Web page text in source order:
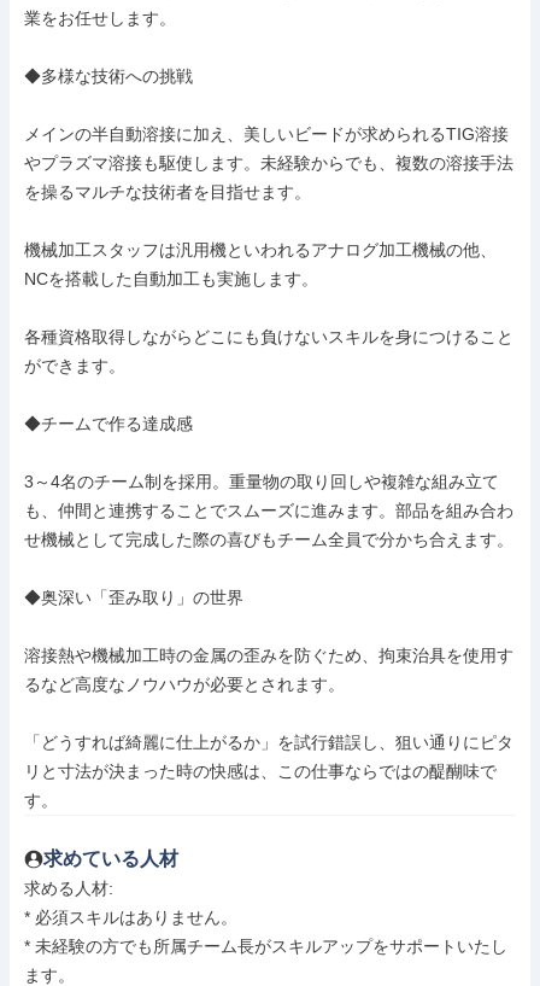
業をお任せします。
◆多様な技術への挑戦
メインの半自動溶接に加え、美しいビードが求められるTIG溶接
やプラズマ溶接も駆使します。未経験からでも、複数の溶接手法
を操るマルチな技術者を目指せます。
機械加工スタッフは汎用機といわれるアナログ加工機械の他、
NCを搭載した自動加工も実施します。
各種資格取得しながらどこにも負けないスキルを身につけること
ができます。
◆チームで作る達成感
3～4名のチーム制を採用。重量物の取り回しや複雑な組み立て
も、仲間と連携することでスムーズに進みます。部品を組み合わ
せ機械として完成した際の喜びもチーム全員で分かち合えます。
◆奥深い「歪み取り」の世界
溶接熱や機械加工時の金属の歪みを防ぐため、拘束治具を使用す
るなど高度なノウハウが必要とされます。
「どうすれば綺麗に仕上がるか」を試行錯誤し、狙い通りにピタ
リと寸法が決まった時の快感は、この仕事ならではの醍醐味で
す。
求めている人材
求める人材:
* 必須スキルはありません。
* 未経験の方でも所属チーム長がスキルアップをサポートいたし
ます。